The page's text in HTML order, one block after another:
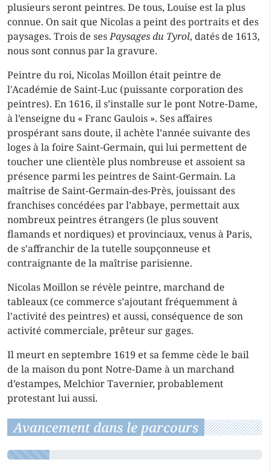
plusieurs seront peintres. De tous, Louise est la plus
connue. On sait que Nicolas a peint des portraits et des
paysages. Trois de sesPaysages du Tyrol, datés de 1613,
nous sont connus par la gravure.
Peintre du roi, Nicolas Moillon était peintre de
l'Académie de Saint-Luc (puissante corporation des
peintres). En 1616, il s’installe sur le pont Notre-Dame,
à l’enseigne du « Franc Gaulois ». Ses affaires
prospérant sans doute, il achète l’année suivante des
loges à la foire Saint-Germain, qui lui permettent de
toucher une clientèle plus nombreuse et assoient sa
présence parmi les peintres de Saint-Germain. La
maîtrise de Saint-Germain-des-Près, jouissant des
franchises concédées par l’abbaye, permettait aux
nombreux peintres étrangers (le plus souvent
flamands et nordiques) et provinciaux, venus à Paris,
de s’affranchir de la tutelle soupçonneuse et
contraignante de la maîtrise parisienne.
Nicolas Moillon se révèle peintre, marchand de
tableaux (ce commerce s’ajoutant fréquemment à
l’activité des peintres) et aussi, conséquence de son
activité commerciale, prêteur sur gages.
Il meurt en septembre 1619 et sa femme cède le bail
de la maison du pont Notre-Dame à un marchand
d’estampes, Melchior Tavernier, probablement
protestant lui aussi.
Avancement dans le parcours